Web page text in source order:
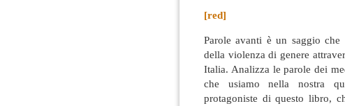
[red]
Parole avanti è un saggio
della violenza di genere
Italia. Analizza le parole dei
che usiamo nella nostra
protagoniste di questo libro,